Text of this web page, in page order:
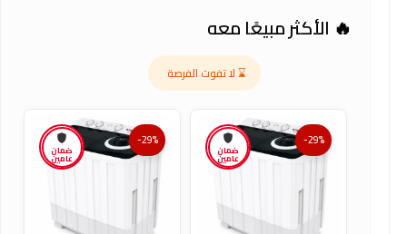
🔥 الأكثر مبيعًا معه
⌛ لا تفوت الفرصة
ضمان
عامين
-29%
ضمان
عامين
-29%